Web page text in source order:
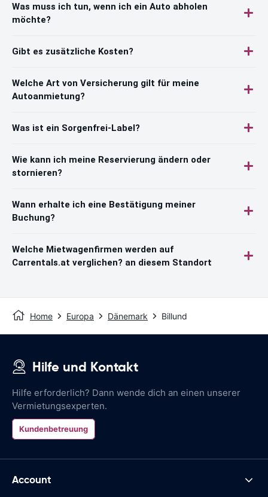
Was muss ich tun, wenn ich ein Auto abholen
möchte?
Gibt es zusätzliche Kosten?
Welche Art von Versicherung gilt für meine
Autoanmietung?
Was ist ein Sorgenfrei-Label?
Wie kann ich meine Reservierung ändern oder
stornieren?
Wann erhalte ich eine Bestätigung meiner
Buchung?
Welche Mietwagenfirmen werden auf
Carrentals.at verglichen? an diesem Standort
Home Europa Dänemark Billund
Hilfe und Kontakt
Hilfe erforderlich? Dann wende dich an einen unserer
Vermietungsexperten.
Kundenbetreuung
Account